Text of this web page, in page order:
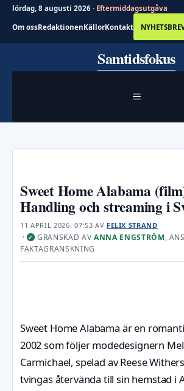
lördag, 8 augusti 2026 · Eftermiddagsutgåva
Om ossRedaktionenKällorKontakt
Samtidsfokus
MENY
Sweet Home Alabama
Handling och streaming i
11 APRIL 2026, 07:53 AV FELIX STRAND
· ✓ GRANSKAD AV ANNA ENGSTRÖM,
FAKTAGRANSKNING
Sweet Home Alabama är en
2002 som följer modedesignern
Carmichael, spelad av Reese
tvingas återvända till sin hemstad i